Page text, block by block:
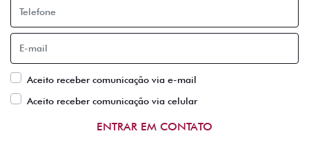
Aceito receber comunicação via e-mail
Aceito receber comunicação via celular
ENTRAR EM CONTATO